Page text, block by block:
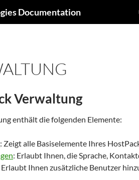
Documentation
Verwaltung
enthält die folgenden Elemente:
: Zeigt alle Basiselemente Ihres
: Erlaubt Ihnen, die Sprache,
Erlaubt Ihnen zusätzliche Benutzer